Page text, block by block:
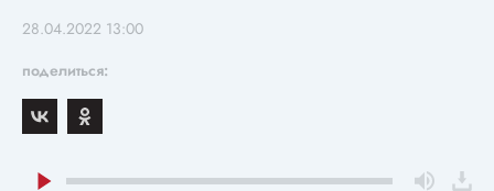
28.04.2022 13:00
поделиться: